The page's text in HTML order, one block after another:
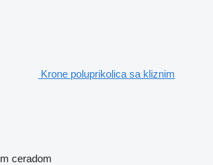
Krone poluprikolica sa kliznim
ceradom